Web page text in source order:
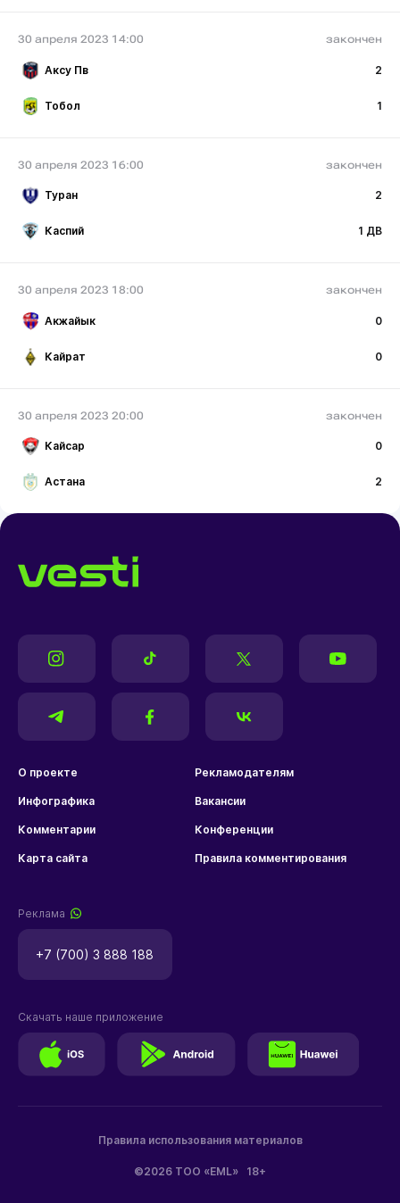
30 апреля 2023 14:00 закончен
Аксу Пв 2
Тобол 1
30 апреля 2023 16:00 закончен
Туран 2
Каспий 1 ДВ
30 апреля 2023 18:00 закончен
Акжайык 0
Кайрат 0
30 апреля 2023 20:00 закончен
Кайсар 0
Астана 2
О проекте Рекламодателям
Инфографика Вакансии
Комментарии Конференции
Карта сайта Правила комментирования
Реклама
+7 (700) 3 888 188
©2026 ТОО «EML» 18+
Правила использования материалов
Скачать наше приложение